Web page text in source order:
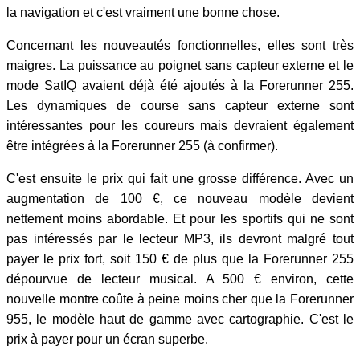
la navigation et c'est vraiment une bonne chose.
Concernant les nouveautés fonctionnelles, elles sont très
maigres. La puissance au poignet sans capteur externe et le
mode SatIQ avaient déjà été ajoutés à la Forerunner 255.
Les dynamiques de course sans capteur externe sont
intéressantes pour les coureurs mais devraient également
être intégrées à la Forerunner 255 (à confirmer).
C'est ensuite le prix qui fait une grosse différence. Avec un
augmentation de 100 €, ce nouveau modèle devient
nettement moins abordable. Et pour les sportifs qui ne sont
pas intéressés par le lecteur MP3, ils devront malgré tout
payer le prix fort, soit 150 € de plus que la Forerunner 255
dépourvue de lecteur musical. A 500 € environ, cette
nouvelle montre coûte à peine moins cher que la Forerunner
955, le modèle haut de gamme avec cartographie. C'est le
prix à payer pour un écran superbe.